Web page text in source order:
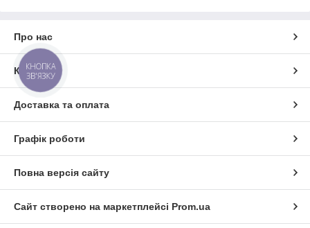
Про нас
Контакти
Доставка та оплата
Графік роботи
Повна версія сайту
Сайт створено на маркетплейсі Prom.ua
КНОПКА
ЗВ'ЯЗКУ